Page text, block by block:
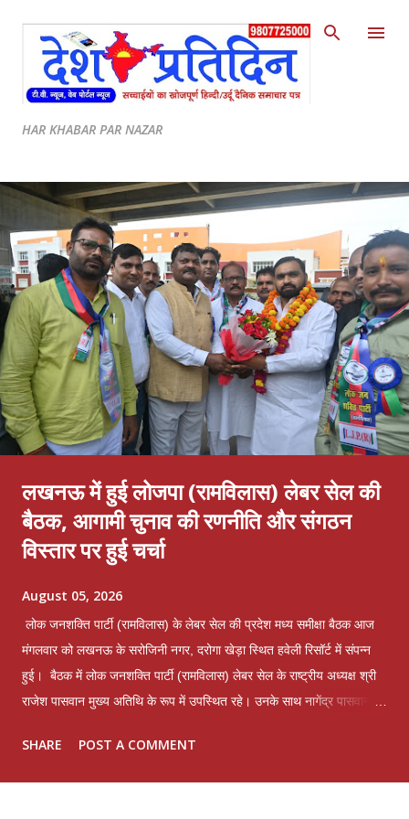
Skip to main content
HAR KHABAR PAR NAZAR
लखनऊ में हुई लोजपा (रामविलास) लेबर सेल की
बैठक, आगामी चुनाव की रणनीति और संगठन
विस्तार पर हुई चर्चा
August 05, 2026
लोक जनशक्ति पार्टी (रामविलास) के लेबर सेल की प्रदेश मध्य समीक्षा बैठक आज
मंगलवार को लखनऊ के सरोजिनी नगर, दरोगा खेड़ा स्थित हवेली रिसॉर्ट में संपन्न
हुई। बैठक में लोक जनशक्ति पार्टी (रामविलास) लेबर सेल के राष्ट्रीय अध्यक्ष श्री
राजेश पासवान मुख्य अतिथि के रूप में उपस्थित रहे। उनके साथ नागेंद्र पासवान
प्रतिनिधियों ने भाग लिया। बैठक में पार्टी के मूल मंत्र "उत्तर प्रदेश फर्स्ट, उत्तर
SHARE POST A COMMENT